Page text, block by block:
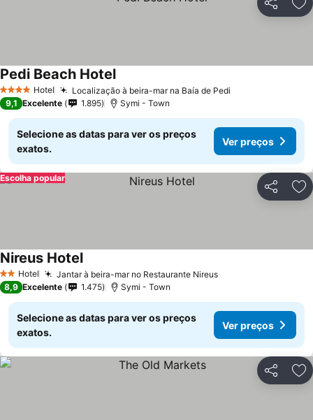
Partilhar
4 EstrelasHotel Localização à beira-mar na Baía de Pedi
Pedi Beach Hotel
9,1 Excelente 1.895 Symi - Town
Selecione as datas para ver os preços
exatos.
Ver preços
Partilhar
Escolha popular
2 Estrelas
Hotel Jantar à beira-mar no Restaurante Nireus
Nireus Hotel
8,9 Excelente 1.475 Symi - Town
Selecione as datas para ver os preços
exatos.
Ver preços
Partilhar